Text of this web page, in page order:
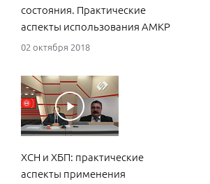
состояния. Практические
аспекты использования АМКР
02 октября 2018
ХСН и ХБП: практические
аспекты применения